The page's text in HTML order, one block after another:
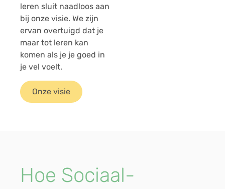
leren sluit naadloos aan
bij onze visie. We zijn
ervan overtuigd dat je
maar tot leren kan
komen als je je goed in
je vel voelt.
Onze visie
Hoe Sociaal-